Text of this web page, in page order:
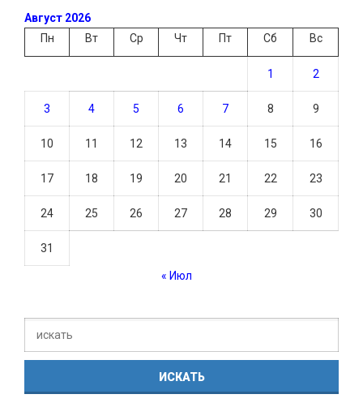
Август 2026
Пн
Вт Ср Чт Пт Сб Вс
1 2
3 4 5 6 7 8 9
10 11 12 13 14 15 16
17 18 19 20 21 22 23
24 25 26 27 28 29 30
31
« Июл